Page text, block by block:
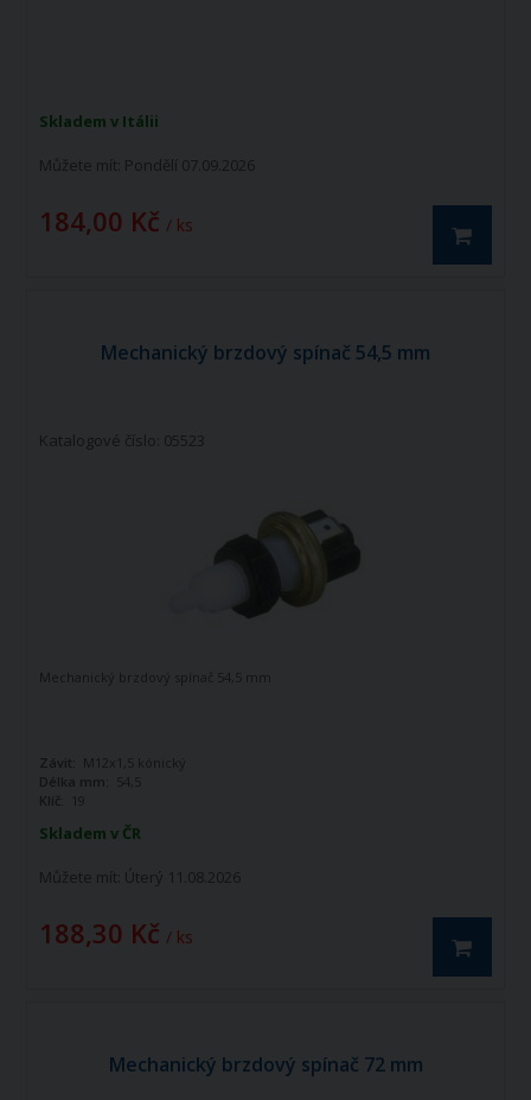
Skladem v Itálii
Můžete mít: Pondělí 07.09.2026
184,00 Kč / ks
Mechanický brzdový spínač 54,5 mm
Katalogové číslo: 05523
Skladem v ČR
Můžete mít: Úterý 11.08.2026
188,30 Kč / ks
Mechanický brzdový spínač 54,5 mm
Závit: M12x1,5 kónický
Délka mm:
54,5
Klíč:
19
Mechanický brzdový spínač 72 mm